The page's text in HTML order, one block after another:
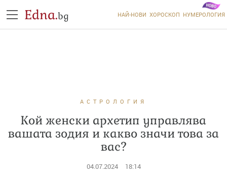
Edna.bg НАЙ-НОВИ ХОРОСКОП НУМЕРОЛОГИЯ
АСТРОЛОГИЯ
Кой женски архетип управлява
вашата зодия и какво значи това за
вас?
04.07.2024 18:14